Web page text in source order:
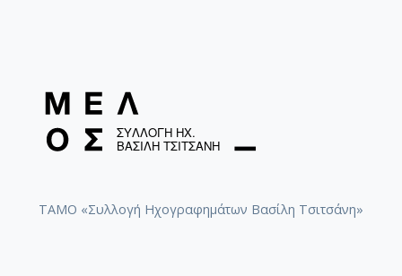
ΤΑΜΟ «Συλλογή Ηχογραφημάτων Βασίλη Τσιτσάνη»